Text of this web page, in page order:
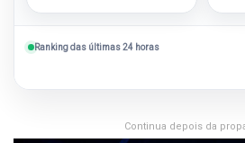
Ranking das últimas 24 horas
Continua depois da